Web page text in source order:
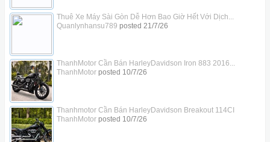
Thuê Xe Máy Sài Gòn Dễ Hơn Bao Giờ Hết Với Dịch...
Quanlynhansu789 posted 21/7/26
ThanhMotor Cần Bán HarleyDavidson Iron 883 2016...
ThanhMotorposted 10/7/26
Thanhmotor Cần Bán HarleyDavidson Breakout 114CI
ThanhMotorposted 10/7/26